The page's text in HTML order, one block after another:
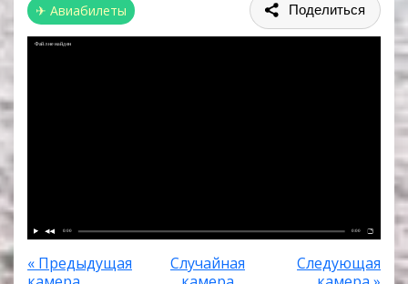
✈ Авиабилеты Поделиться
Файл не найден
0:00 0:00
« Предыдущая
Случайная
Следующая